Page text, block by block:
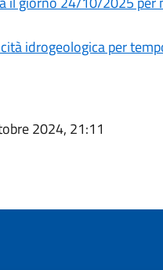
idrogeologica per
2024, 21:11